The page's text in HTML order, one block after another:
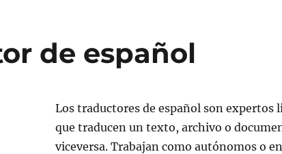
de español
Los traductores de español son expertos
que traducen un texto, archivo o
viceversa. Trabajan como autónomos o